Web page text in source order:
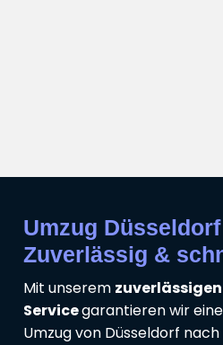
Umzug
Zuverlässig &
Mit unserem
Servicegarantieren wir
Umzug von Düsseldorf nach